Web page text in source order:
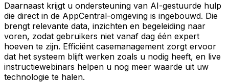
Daarnaast krijgt u ondersteuning van AI-gestuurde hulp
die direct in de AppCentral-omgeving is ingebouwd. Die
brengt relevante data, inzichten en begeleiding naar
voren, zodat gebruikers niet vanaf dag één expert
hoeven te zijn. Efficiënt casemanagement zorgt ervoor
dat het systeem blijft werken zoals u nodig heeft, en live
instructiewebinars helpen u nog meer waarde uit uw
technologie te halen.